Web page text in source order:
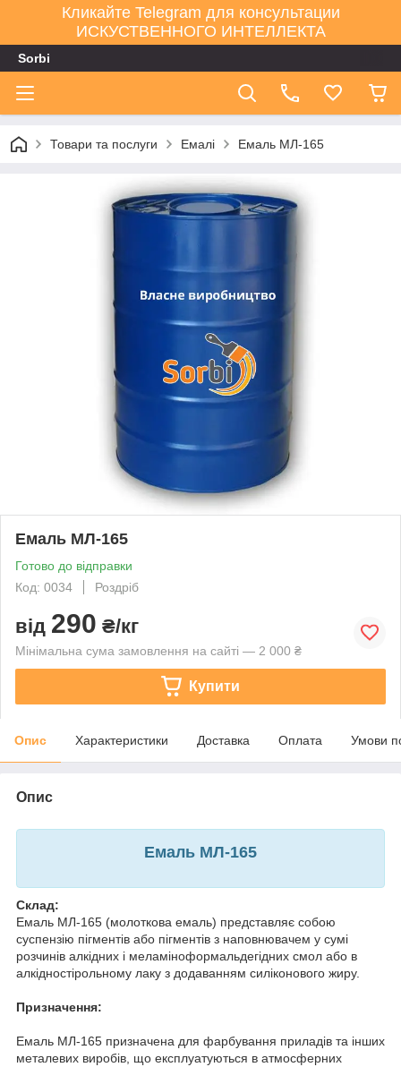
Кликайте Telegram для консультации
ИСКУСТВЕННОГО ИНТЕЛЛЕКТА
Sorbi
Товари та послуги Емалі Емаль МЛ-165
Емаль МЛ-165
Готово до відправки
Код: 0034
Роздріб
від 290 ₴/кг
Мінімальна сума замовлення на сайті — 2 000 ₴
Купити
Опис Характеристики Доставка Оплата Умови
Опис
Емаль МЛ-165
Склад:
Емаль МЛ-165 (молоткова емаль) представляє собою
суспензію пігментів або пігментів з наповнювачем у сумі
розчинів алкідних і меламіноформальдегідних смол або в
алкідностірольному лаку з додаванням силіконового жиру.
Призначення:
Емаль МЛ-165 призначена для фарбування приладів та інших
металевих виробів, що експлуатуються в атмосферних